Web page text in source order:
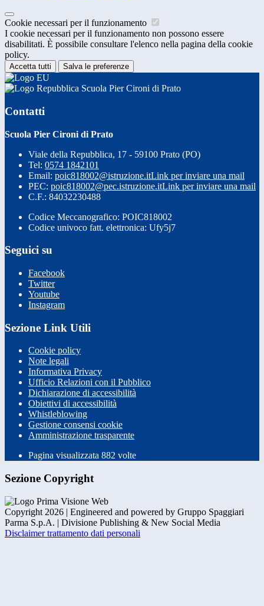
Cookie necessari per il funzionamento
I cookie necessari per il funzionamento non possono essere
disabilitati. È possibile consultare l'elenco nella pagina della cookie
policy.
Accetta tutti Salva le preferenze
Scuola Pier Cironi di Prato
Contatti
Scuola Pier Cironi di Prato
Viale della Repubblica, 17 - 59100 Prato (PO)
Tel: 0574 1842101
Email: poic818002@istruzione.itLink per inviare una mail
PEC: poic818002@pec.istruzione.itLink per inviare una mail
C.F.: 84032230488
Codice Meccanografico: POIC818002
Codice univoco fatt. elettronica: Ufy5j7
Seguici su
Facebook
Twitter
Youtube
Instagram
Sezione Link Utili
Cookie policy
Note legali
Informativa Privacy
Ufficio Relazioni con il Pubblico
Dichiarazione di accessibilità
Obiettivi di accessibilità
Whistleblowing
Gestione consensi cookie
Amministrazione trasparente
Pagina visualizzata 882 volte
Sezione Copyright
Copyright 2026 | Engineered and powered by Gruppo Spaggiari
Parma S.p.A. | Divisione Publishing & New Social Media
Disclaimer trattamento dati personali